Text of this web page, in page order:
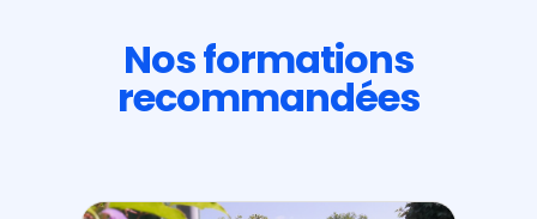
Nos formations
recommandées